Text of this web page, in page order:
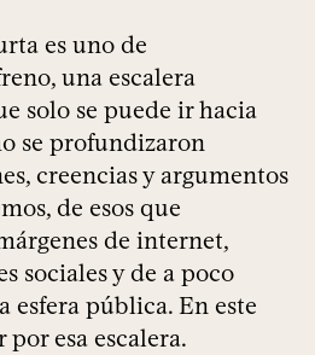
es uno de
una escalera
solo se puede ir hacia
se profundizaron
creencias y argumentos
de esos que
de internet,
sociales y de a poco
esfera pública. En este
esa escalera.